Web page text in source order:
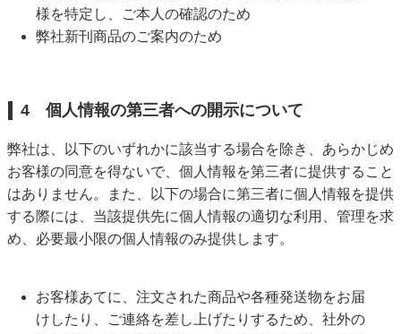
様を特定し、ご本人の確認のため
弊社新刊商品のご案内のため
4 個人情報の第三者への開示について
弊社は、以下のいずれかに該当する場合を除き、あらかじめ
お客様の同意を得ないで、個人情報を第三者に提供すること
はありません。また、以下の場合に第三者に個人情報を提供
する際には、当該提供先に個人情報の適切な利用、管理を求
め、必要最小限の個人情報のみ提供します。
お客様あてに、注文された商品や各種発送物をお届
けしたり、ご連絡を差し上げたりするため、社外の